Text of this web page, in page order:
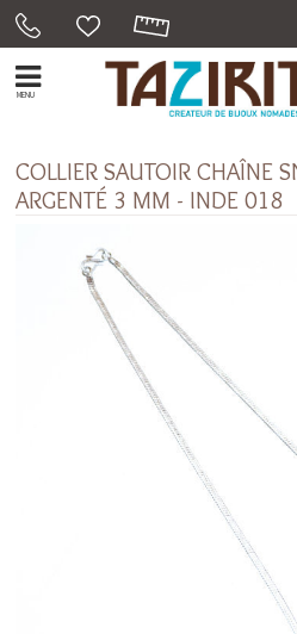
MENU
COLLIER SAUTOIR CHAÎNE
ARGENTÉ 3 MM - INDE 018